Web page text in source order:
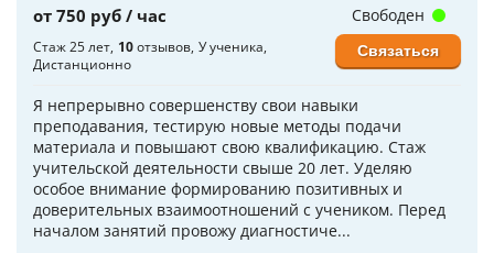
от 750 руб / час
Стаж 25 лет 10отзывов У ученика
Дистанционно
Я непрерывно совершенству свои навыки
преподавания, тестирую новые методы подачи
материала и повышают свою квалификацию. Стаж
учительской деятельности свыше 20 лет. Уделяю
особое внимание формированию позитивных и
доверительных взаимоотношений с учеником. Перед
началом занятий провожу диагностиче...
Свободен
Связаться